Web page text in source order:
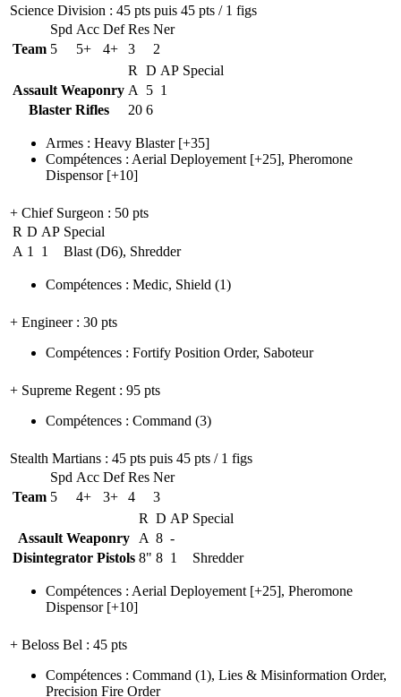
Science Division : 45 pts puis 45 pts / 1 figs
Spd Acc Def Res Ner
Team 5 5+ 4+ 3
2
R
D AP Special
Assault Weaponry A 5 1
Blaster Rifles
20 6
Armes : Heavy Blaster[+35]
Compétences : Aerial Deployement [+25], Pheromone
Dispensor[+10]
+ Chief Surgeon : 50 pts
R D AP Special
A 1 1 Blast (D6), Shredder
Compétences : Medic, Shield (1)
+ Engineer: 30 pts
Compétences : Fortify Position Order, Saboteur
+ Supreme Regent : 95 pts
Compétences : Command (3)
Stealth Martians : 45 pts puis 45 pts / 1 figs
Spd Acc Def Res Ner
Team 5 4+ 3+ 4
3
R D AP Special
Assault Weaponry
A 8 -
Disintegrator Pistols 8" 8 1 Shredder
Compétences : Aerial Deployement [+25], Pheromone
Dispensor[+10]
+ Beloss Bel : 45 pts
Compétences : Command (1), Lies & Misinformation Order,
Precision Fire Order